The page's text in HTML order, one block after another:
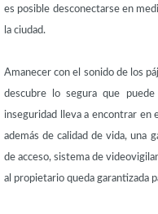
es posible desconectarse en
la ciudad.
Amanecer con el sonido de los
descubre lo segura que
inseguridad lleva a encontrar en
además de calidad de vida, una
de acceso, sistema de
al propietario queda garantizada